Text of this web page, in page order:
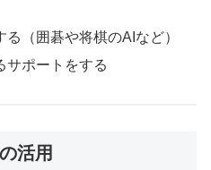
（囲碁や将棋のAIなど）
サポートをする
活用